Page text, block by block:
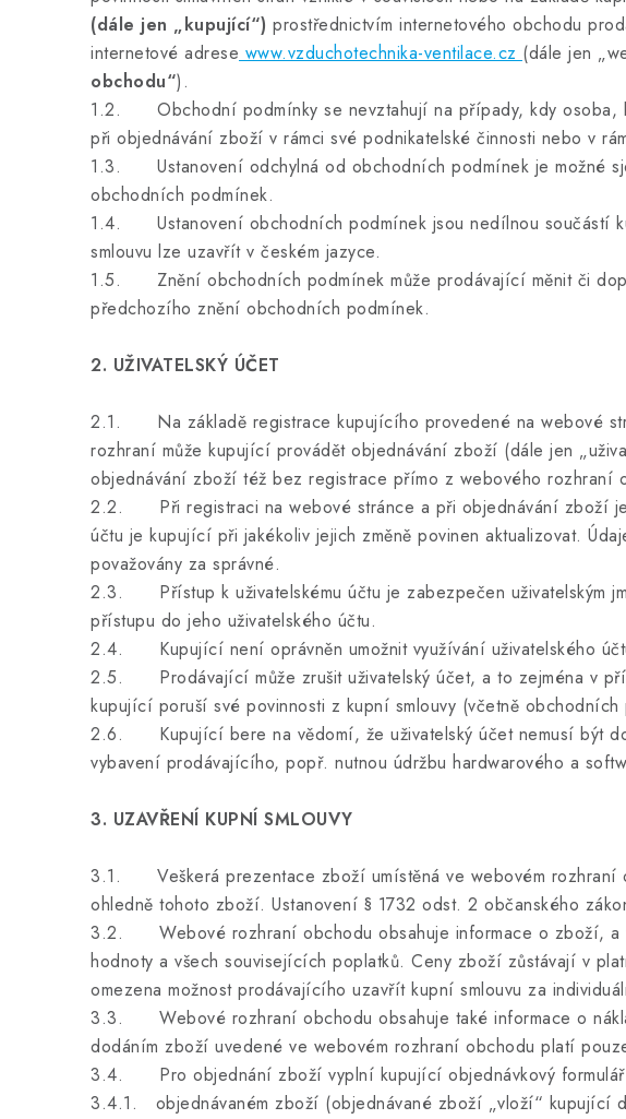
(dále jen „kupující“) prostřednictvím internetového obchodu
internetové adrese www.vzduchotechnika-ventilace.cz (dále jen
obchodu“).
1.2. Obchodní podmínky se nevztahují na případy, kdy osoba,
při objednávání zboží v rámci své podnikatelské činnosti nebo v
1.3. Ustanovení odchylná od obchodních podmínek je možné
obchodních podmínek.
1.4. Ustanovení obchodních podmínek jsou nedílnou součástí
smlouvu lze uzavřít v českém jazyce.
1.5. Znění obchodních podmínek může prodávající měnit či
předchozího znění obchodních podmínek.
2. UŽIVATELSKÝ ÚČET
2.1. Na základě registrace kupujícího provedené na webové
rozhraní může kupující provádět objednávání zboží (dále jen
objednávání zboží též bez registrace přímo z webového rozhraní
2.2. Při registraci na webové stránce a při objednávání zboží je
účtu je kupující při jakékoliv jejich změně povinen aktualizovat.
považovány za správné.
2.3. Přístup k uživatelskému účtu je zabezpečen uživatelským
přístupu do jeho uživatelského účtu.
2.4. Kupující není oprávněn umožnit využívání uživatelského
2.5. Prodávající může zrušit uživatelský účet, a to zejména v
kupující poruší své povinnosti z kupní smlouvy (včetně obchodních
2.6. Kupující bere na vědomí, že uživatelský účet nemusí být
vybavení prodávajícího, popř. nutnou údržbu hardwarového a
3. UZAVŘENÍ KUPNÍ SMLOUVY
3.1. Veškerá prezentace zboží umístěná ve webovém rozhraní
ohledně tohoto zboží. Ustanovení § 1732 odst. 2 občanského
3.2. Webové rozhraní obchodu obsahuje informace o zboží, a
hodnoty a všech souvisejících poplatků. Ceny zboží zůstávají v
omezena možnost prodávajícího uzavřít kupní smlouvu za
3.3. Webové rozhraní obchodu obsahuje také informace o
dodáním zboží uvedené ve webovém rozhraní obchodu platí
3.4. Pro objednání zboží vyplní kupující objednávkový formulář
3.4.1. objednávaném zboží (objednávané zboží „vloží“ kupující